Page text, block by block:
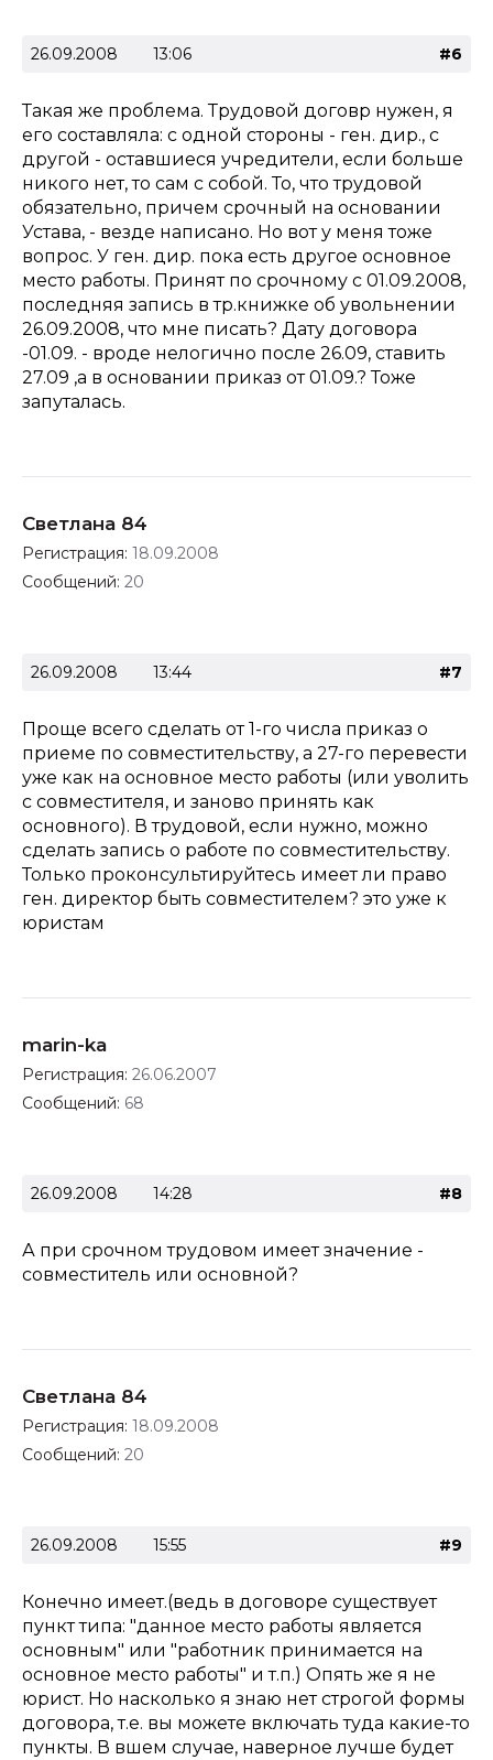
26.09.2008 13:06 #6
Такая же проблема. Трудовой договр нужен, я
его составляла: с одной стороны - ген. дир., с
другой - оставшиеся учредители, если больше
никого нет, то сам с собой. То, что трудовой
обязательно, причем срочный на основании
Устава, - везде написано. Но вот у меня тоже
вопрос. У ген. дир. пока есть другое основное
место работы. Принят по срочному с 01.09.2008,
последняя запись в тр.книжке об увольнении
26.09.2008, что мне писать? Дату договора
-01.09. - вроде нелогично после 26.09, ставить
27.09 ,а в основании приказ от 01.09.? Тоже
запуталась.
Светлана 84
Регистрация: 18.09.2008
Сообщений: 20
26.09.2008 13:44 #7
Проще всего сделать от 1-го числа приказ о
приеме по совместительству, а 27-го перевести
уже как на основное место работы (или уволить
с совместителя, и заново принять как
основного). В трудовой, если нужно, можно
сделать запись о работе по совместительству.
Только проконсультируйтесь имеет ли право
ген. директор быть совместителем? это уже к
юристам
marin-ka
Регистрация: 26.06.2007
Сообщений: 68
26.09.2008 14:28 #8
А при срочном трудовом имеет значение -
совместитель или основной?
Светлана 84
Регистрация: 18.09.2008
Сообщений: 20
26.09.2008 15:55 #9
Конечно имеет.(ведь в договоре существует
пункт типа: "данное место работы является
основным" или "работник принимается на
основное место работы" и т.п.) Опять же я не
юрист. Но насколько я знаю нет строгой формы
договора, т.е. вы можете включать туда какие-то
пункты. В вшем случае, наверное лучше будет